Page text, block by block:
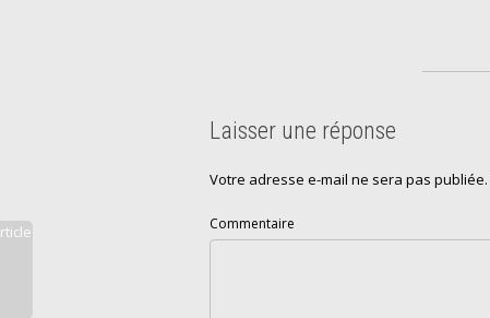
Laisser une réponse
Votre adresse e-mail ne sera pas publiée.
Commentaire